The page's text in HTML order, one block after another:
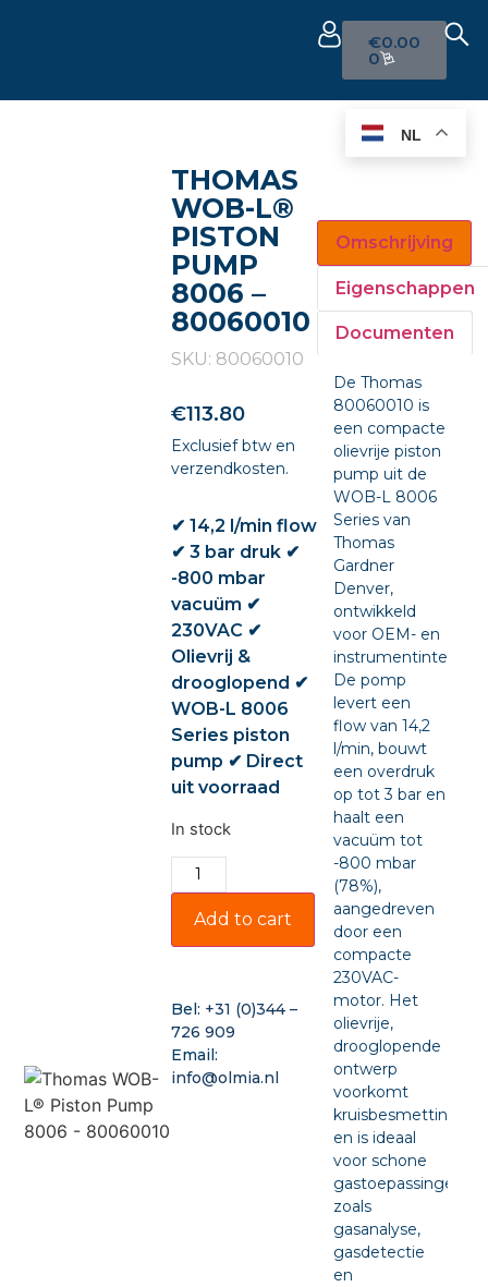
€0.00
0
THOMAS
WOB-L®
PISTON
PUMP
8006 –
80060010
SKU: 80060010
€113.80
Exclusief btw en
verzendkosten.
✔ 14,2 l/min flow
✔ 3 bar druk ✔
-800 mbar
vacuüm ✔
230VAC ✔
Olievrij &
drooglopend ✔
WOB-L 8006
Series piston
pump ✔ Direct
uit voorraad
In stock
Add to cart
Bel: +31 (0)344 –
726 909
Email:
info@olmia.nl
Omschrijving
Eigenschappen
Documenten
De Thomas
80060010 is
een compacte
olievrije piston
pump uit de
WOB-L 8006
Series van
Thomas
Gardner
Denver,
ontwikkeld
voor OEM- en
De pomp
levert een
flow van 14,2
l/min, bouwt
een overdruk
op tot 3 bar en
haalt een
vacuüm tot
-800 mbar
(78%),
aangedreven
door een
compacte
230VAC-
motor. Het
olievrije,
drooglopende
ontwerp
voorkomt
kruisbesmetting
en is ideaal
voor schone
gastoepassingen
zoals
gasanalyse,
gasdetectie
en
NL